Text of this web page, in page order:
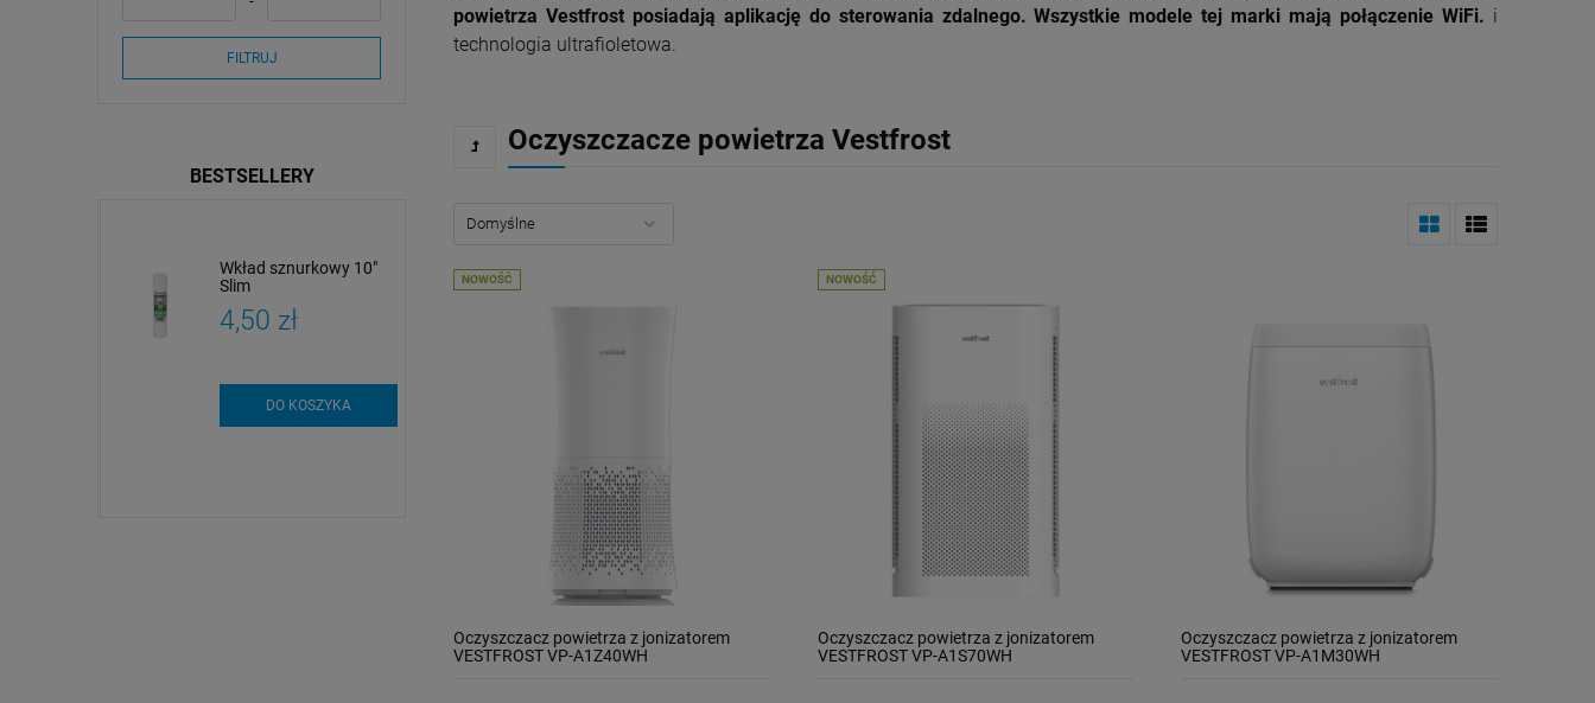
FILTRUJ
BESTSELLERY
Wkład sznurkowy 10"
Slim
4,50 zł
DO KOSZYKA
Wkład do filtra
Cintropur NW 25 / NW
25 DUO
DO KOSZYKA
powietrza Vestfrost posiadają aplikację do sterowania zdalnego. Wszystkie modele tej marki mają połączenie WiFi. i
technologia ultrafioletowa.
Oczyszczacze powietrza Vestfrost
Oczyszczacz powietrza z jonizatorem
VESTFROST VP-A1Z40WH
NOWOŚĆ
Oczyszczacz powietrza z jonizatorem
VESTFROST VP-A1S70WH
NOWOŚĆ
Oczyszczacz powietrza z jonizatorem
VESTFROST VP-A1M30WH